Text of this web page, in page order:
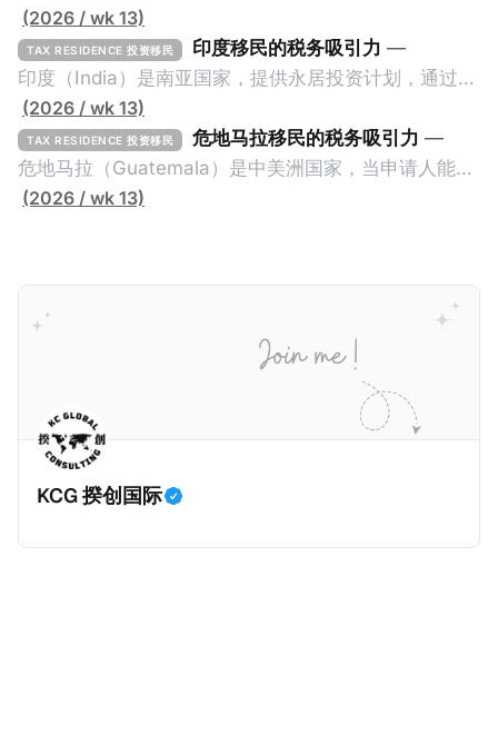
计划。申请人必须满足至少以下一项标准才能获得两年
投资者签证： * 投资200万欧元意大利政府债券； * 投
资50万欧元意大利股票； * 投资25万欧元于创新初创
企业；或 * 向意大利公共利益项目捐赠100万欧元。 当
投资者在居留许可证有效期的两年内保持投资，则可以
在居留证到期日前至少60天申请续签3年。当投资者经
过五年的实际居留（每年在意大利停留270天），申请
吸引力吗？我们来看看：
(2026 / wk 13)
TAX RESIDENCE 投资移民 印度移民的税务吸引力 —
印度（India）是南亚国家，提供永居投资计划，通过满
足特定的标准获得居留权。印度的永居投资计划要求申
请人透过外国直接投资（FDI）途径投资印度： * 申请
人必须在18个月内投资至少1亿卢比（约合773万人民
币）或36个月内投资至少2.5亿卢比（约合1933万人民
的财务能力和专业知识； * 申请人必须在印度就业务注
册公司，并提供公司注册证书和注册企业的介绍/支持信
并提供有关投资将如何为印度经济做出贡献的详细计
申请。申请人在印度居住共12年后有资格申请印度公民
身份，包括在申请前连续居住11年，短暂缺席的少数例
外。由于印度不允许双重国籍，申请人必须放弃其原始
(2026 / wk 13)
TAX RESIDENCE 投资移民 危地马拉移民的税务吸引力 —
危地马拉（Guatemala）是中美洲国家，当申请人能够
证明被动收入或养老金收入，那么可以申请永久居留计
增加300美元（折合约人民币2千）。 申请人提交材料
包括：申请表、护照、无犯罪证明，以及最后一次进入
危地马拉的证明，且材料必须公证并翻译成西班牙语。
在危地马拉居住至少五年、具备流利西班牙语、对当地
历史文化有认识，就可以入籍成为危地马拉公民。 那
么，危地马拉的税务政策有吸引力吗？我们来看看：
(2026 / wk 13)
KCG 揆创国际